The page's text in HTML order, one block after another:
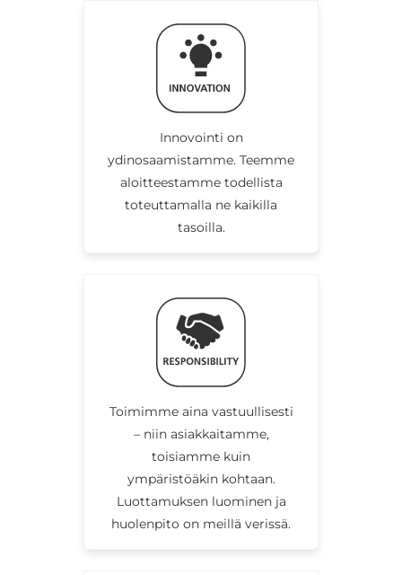
Innovointi on
ydinosaamistamme. Teemme
aloitteestamme todellista
toteuttamalla ne kaikilla
tasoilla.
Toimimme aina vastuullisesti
– niin asiakkaitamme,
toisiamme kuin
ympäristöäkin kohtaan.
Luottamuksen luominen ja
huolenpito on meillä verissä.